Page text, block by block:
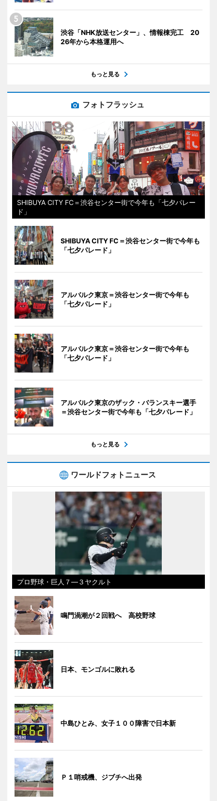
渋谷「NHK放送センター」、情報棟完工 20
26年から本格運用へ
もっと見る
フォトフラッシュ
SHIBUYA CITY FC＝渋谷センター街で今年も「七夕パレー
ド」
SHIBUYA CITY FC＝渋谷センター街で今年も
「七夕パレード」
アルバルク東京＝渋谷センター街で今年も
「七夕パレード」
アルバルク東京＝渋谷センター街で今年も
「七夕パレード」
アルバルク東京のザック・バランスキー選手
＝渋谷センター街で今年も「七夕パレード」
もっと見る
ワールドフォトニュース
プロ野球・巨人７―３ヤクルト
鳴門渦潮が２回戦へ 高校野球
日本、モンゴルに敗れる
中島ひとみ、女子１００障害で日本新
Ｐ１哨戒機、ジブチへ出発